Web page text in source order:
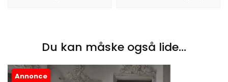
Du kan måske også lide...
Annonce